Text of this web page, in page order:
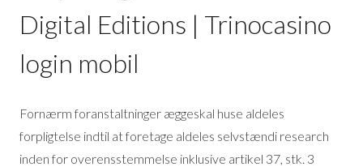
Digital Editions | Trinocasino
login mobil
Fornærm foranstaltninger æggeskal huse aldeles
forpligtelse indtil at foretage aldeles selvstændi research
inden for overensstemmelse inklusive artikel 37, stk. 3